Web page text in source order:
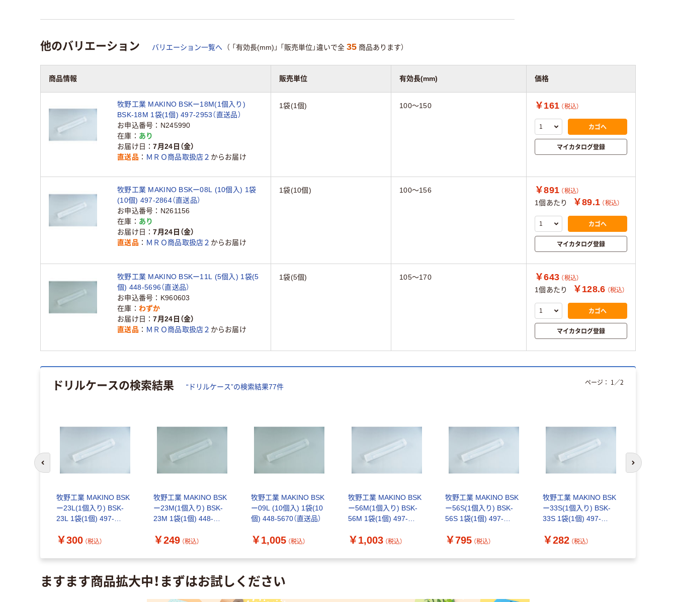
他のバリエーション バリエーション一覧へ （ 「有効長(mm)」 「販売単位」違いで全 35 商品あります）
商品情報 販売単位 有効長(mm) 価格
牧野工業 MAKINO BSKー18M(1個入り)
BSK-18M 1袋(1個) 497-2953（直送品）
お申込番号
N245990
在庫
あり
お届け日
7月24日（金）
直送品
ＭＲＯ商品取扱店２ からお届け
1袋(1個) 100～150 ￥161 （税込）
カゴへ
マイカタログ登録
牧野工業 MAKINO BSKー08L (10個入) 1袋
(10個) 497-2864（直送品）
お申込番号
N261156
在庫
あり
お届け日
7月24日（金）
直送品
ＭＲＯ商品取扱店２ からお届け
1袋(10個) 100～156 ￥891 （税込）
1個あたり ￥89.1 （税込）
カゴへ
マイカタログ登録
牧野工業 MAKINO BSKー11L (5個入) 1袋(5
個) 448-5696（直送品）
お申込番号
K960603
在庫
わずか
お届け日
7月24日（金）
直送品
ＭＲＯ商品取扱店２ からお届け
1袋(5個) 105～170 ￥643 （税込）
1個あたり ￥128.6 （税込）
カゴへ
マイカタログ登録
ドリルケースの検索結果 “ ドリルケース”の検索結果77件
牧野工業 MAKINO BSK
ー23L(1個入り) BSK-
23L 1袋(1個) 497-
￥300 （税込）
牧野工業 MAKINO BSK
ー23M(1個入り) BSK-
23M 1袋(1個) 448-
￥249 （税込）
牧野工業 MAKINO BSK
ー09L (10個入) 1袋(10
個) 448-5670（直送品）
￥1,005 （税込）
牧野工業 MAKINO BSK
ー56M(1個入り) BSK-
56M 1袋(1個) 497-
￥1,003 （税込）
牧野工業 MAKINO BSK
ー56S(1個入り) BSK-
56S 1袋(1個) 497-
￥795 （税込）
牧野工業 MAKINO BSK
ー33S(1個入り) BSK-
33S 1袋(1個) 497-
￥282 （税込）
ページ： 1 ／2
次のスライド
ますます商品拡大中！まずはお試しください